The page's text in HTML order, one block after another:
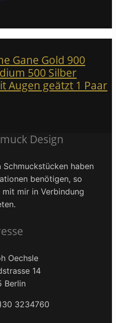
Gane Gold 900
500 Silber
Augen geätzt 1 Paar
Design
Schmuckstücken haben
benötigen, so
mir in Verbindung
Oechsle
14
Berlin
3234760